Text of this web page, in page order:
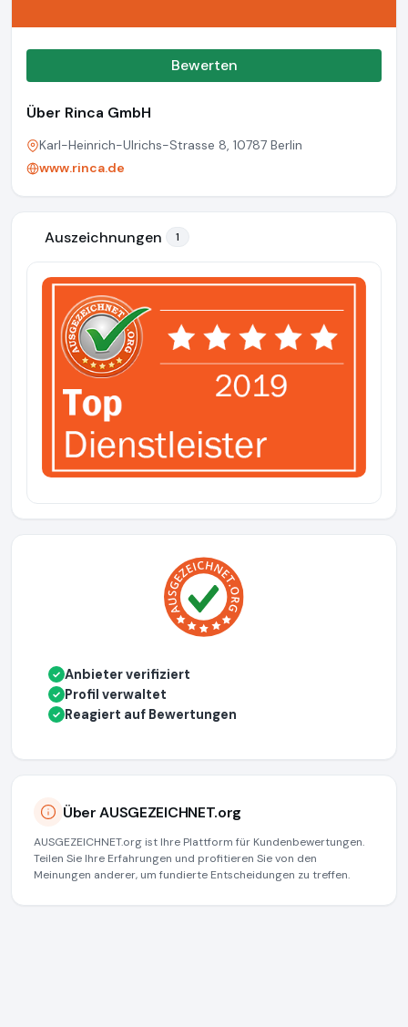
Bewerten
Über Rinca GmbH
Karl-Heinrich-Ulrichs-Strasse 8, 10787 Berlin
www.rinca.de
Auszeichnungen 1
✓ Anbieter verifiziert
✓ Profil verwaltet
✓ Reagiert auf Bewertungen
Über AUSGEZEICHNET.org
AUSGEZEICHNET.org ist Ihre Plattform für Kundenbewertungen.
Teilen Sie Ihre Erfahrungen und profitieren Sie von den
Meinungen anderer, um fundierte Entscheidungen zu treffen.